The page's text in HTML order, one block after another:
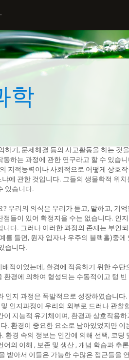
학
하기, 문제해결 등의 사고활동을 하는 것
동하는 과정에 관한 연구라고 할 수 있습
지적능력이나 사회적으로 어떻게 상호
에 관한 것입니다. 그들의 생물학적 위
있습니다.
우리의 의식은 우리가 듣고, 말하고, 기
들이 있어 확정지을 수는 없습니다. 인
다. 그러나 이러한 과정의 존재는 부인
를 들면, 원자 입자나 우주의 블랙홀)중
습니다.
적이었는데, 환경에 적응하기 위한 수
경에 의하여 형성되는 수동적이고 텅
인지 과정은 폭발적으로 성장하였습니
인지과정이 우리의 외부로 드러나 관찰
지능적 유기체이며, 환경과 상호작용
. 환경이 중요한 요소로 남아있었지만
환경 속의 정보는 인간에 의해 선택, 코
의 이해 , 보존 및 생산 , 개념 학습과 추
받아서 이들은 가능한 수많은 접근들을